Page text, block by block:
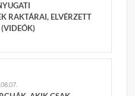
RAKTÁRAI, ELVÉRZETT
(VIDEÓK)